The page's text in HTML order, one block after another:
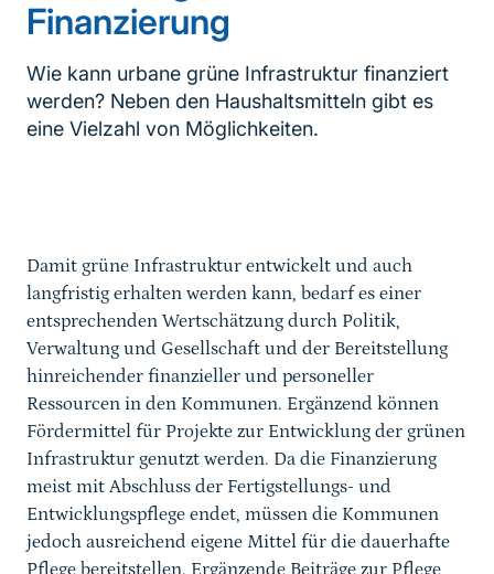
Finanzierung
Wie kann urbane grüne Infrastruktur finanziert
werden? Neben den Haushaltsmitteln gibt es
eine Vielzahl von Möglichkeiten.
Damit grüne Infrastruktur entwickelt und auch
langfristig erhalten werden kann, bedarf es einer
entsprechenden Wertschätzung durch Politik,
Verwaltung und Gesellschaft und der Bereitstellung
hinreichender finanzieller und personeller
Ressourcen in den Kommunen. Ergänzend können
Fördermittel für Projekte zur Entwicklung der grünen
Infrastruktur genutzt werden. Da die Finanzierung
meist mit Abschluss der Fertigstellungs- und
Entwicklungspflege endet, müssen die Kommunen
jedoch ausreichend eigene Mittel für die dauerhafte